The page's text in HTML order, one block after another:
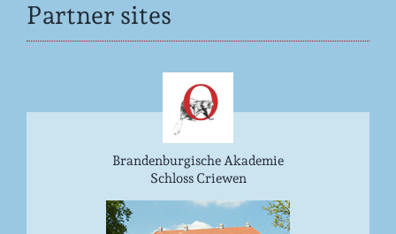
Partner sites
Brandenburgische Akademie
Schloss Criewen